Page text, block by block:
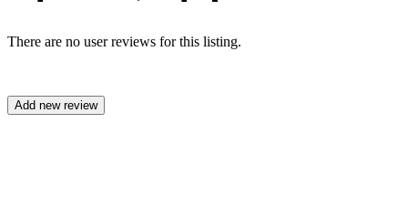
There are no user reviews for this listing.